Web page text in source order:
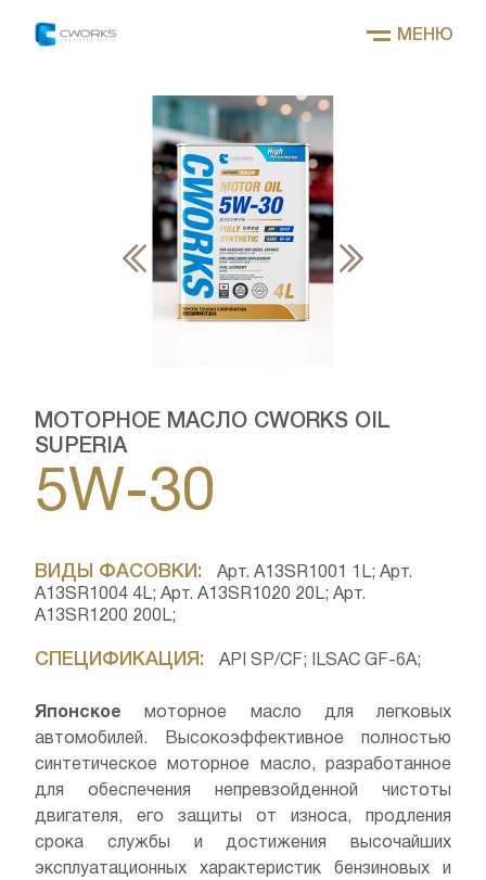
МЕНЮ
МОТОРНОЕ МАСЛО CWORKS OIL
SUPERIA
5W-30
ВИДЫ ФАСОВКИ:
Арт. A13SR1001 1L; Арт.
A13SR1004 4L; Арт. A13SR1020 20L; Арт.
A13SR1200 200L;
СПЕЦИФИКАЦИЯ: API SP/CF; ILSAC GF-6A;
Японское моторное масло для легковых
автомобилей. Высокоэффективное полностью
синтетическое моторное масло, разработанное
для обеспечения непревзойденной чистоты
двигателя, его защиты от износа, продления
срока службы и достижения высочайших
эксплуатационных характеристик бензиновых и